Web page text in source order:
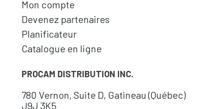
Mon compte
Devenez partenaires
Planificateur
Catalogue en ligne
PROCAM DISTRIBUTION INC.
780 Vernon, Suite D, Gatineau (Québec)
J9J 3K5